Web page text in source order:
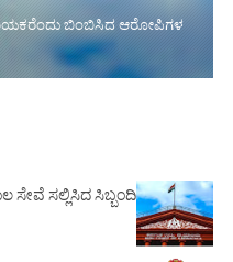
ಹೈಕೋರ್ಟ್ ನಕಾರ
ಸೇವೆ ಸಲ್ಲಿಸಿದ ಸಿಬ್ಬಂದಿ